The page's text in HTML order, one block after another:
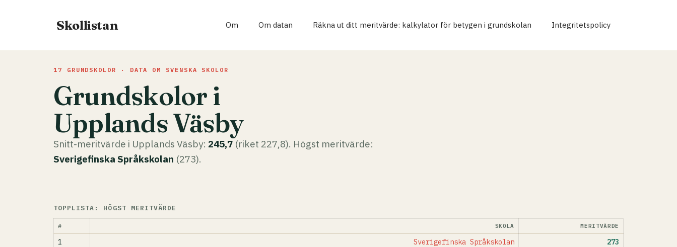
Skollistan Om Om datan Räkna ut ditt meritvärde: kalkylator för betygen i grundskolan Integritetspolicy
17 GRUNDSKOLOR · DATA OM SVENSKA SKOLOR
Grundskolor i
Upplands Väsby
Snitt-meritvärde i Upplands Väsby: 245,7 (riket 227,8). Högst meritvärde:
Sverigefinska Språkskolan (273).
TOPPLISTA: HÖGST MERITVÄRDE
# SKOLA MERITVÄRDE
1 Sverigefinska Språkskolan
273